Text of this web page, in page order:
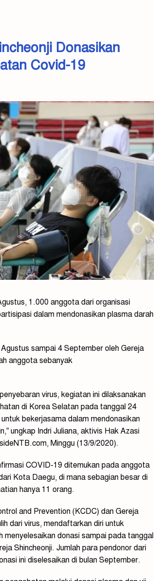
Donasikan
Covid-19
1.000 anggota dari organisasi
dalam mendonasikan plasma darah
sampai 4 September oleh Gereja
anggota sebanyak
virus, kegiatan ini dilaksanakan
di Korea Selatan pada tanggal 24
bekerjasama dalam mendonasikan
ungkap Indri Juliana, aktivis Hak Azasi
Minggu (13/9/2020).
COVID-19 ditemukan pada anggota
Kota Daegu, di mana sebagian besar di
hanya 11 orang.
and Prevention (KCDC) dan Gereja
dari virus, mendaftarkan diri untuk
menyelesaikan donasi sampai pada tanggal
Shincheonji. Jumlah para pendonor dari
ini diselesaikan di bulan September.